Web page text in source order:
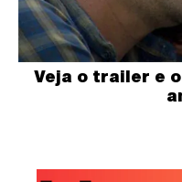
Veja o trailer e